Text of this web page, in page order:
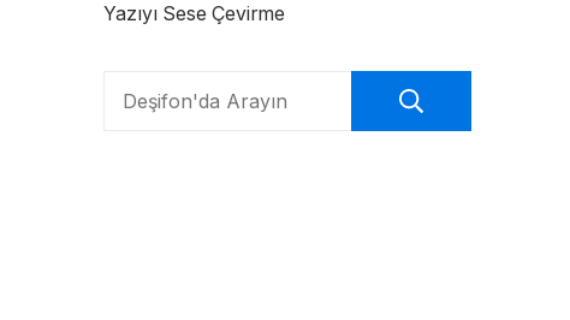
Yazıyı Sese Çevirme